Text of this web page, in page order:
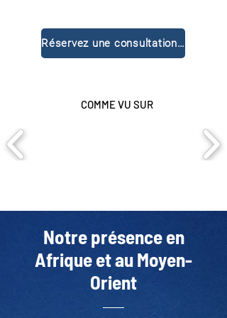
Réservez une consultation gratuite
COMME VU SUR
Notre présence en
Afrique et au Moyen-
Orient